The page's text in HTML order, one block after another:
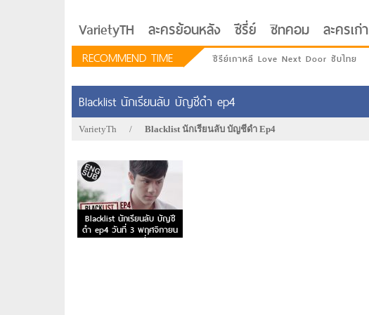
VarietyTH ละครย้อนหลัง ซีรี่ย์ ซิทคอม ละครเก่า
RECOMMEND TIME ซีรีย์เกาหลี Love Next Door ซับไทย
Blacklist นักเรียนลับ บัญชีดำ ep4
VarietyTh / Blacklist นักเรียนลับ บัญชีดำ Ep4
Blacklist นักเรียนลับ บัญชี
ดำ ep4 วันที่ 3 พฤศจิกายน
2562 ตอนที่ 4